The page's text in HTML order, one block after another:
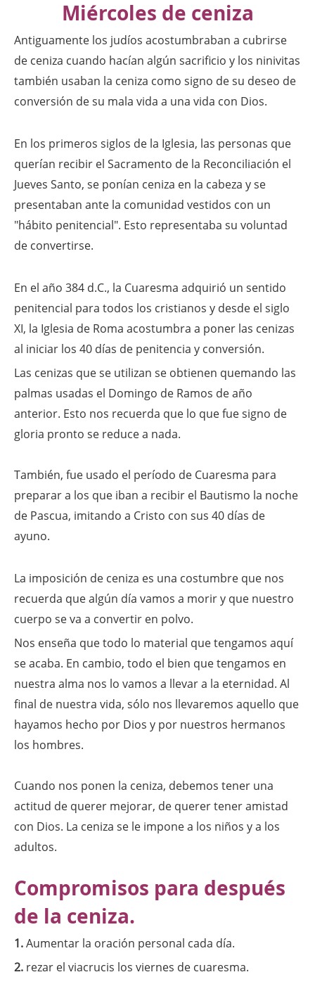
Miércoles de ceniza
Antiguamente los judíos acostumbraban a cubrirse
de ceniza cuando hacían algún sacrificio y los ninivitas
también usaban la ceniza como signo de su deseo de
conversión de su mala vida a una vida con Dios.
En los primeros siglos de la Iglesia, las personas que
querían recibir el Sacramento de la Reconciliación el
Jueves Santo, se ponían ceniza en la cabeza y se
presentaban ante la comunidad vestidos con un
"hábito penitencial". Esto representaba su voluntad
de convertirse.
En el año 384 d.C., la Cuaresma adquirió un sentido
penitencial para todos los cristianos y desde el siglo
XI, la Iglesia de Roma acostumbra a poner las cenizas
al iniciar los 40 días de penitencia y conversión.
Las cenizas que se utilizan se obtienen quemando las
palmas usadas el Domingo de Ramos de año
anterior. Esto nos recuerda que lo que fue signo de
gloria pronto se reduce a nada.
También, fue usado el período de Cuaresma para
preparar a los que iban a recibir el Bautismo la noche
de Pascua, imitando a Cristo con sus 40 días de
ayuno.
La imposición de ceniza es una costumbre que nos
recuerda que algún día vamos a morir y que nuestro
cuerpo se va a convertir en polvo.
Nos enseña que todo lo material que tengamos aquí
se acaba. En cambio, todo el bien que tengamos en
nuestra alma nos lo vamos a llevar a la eternidad. Al
final de nuestra vida, sólo nos llevaremos aquello que
hayamos hecho por Dios y por nuestros hermanos
los hombres.
Cuando nos ponen la ceniza, debemos tener una
actitud de querer mejorar, de querer tener amistad
con Dios. La ceniza se le impone a los niños y a los
adultos.
Compromisos para después
de la ceniza.
1.Aumentar la oración personal cada día.
2. rezar el viacrucis los viernes de cuaresma.